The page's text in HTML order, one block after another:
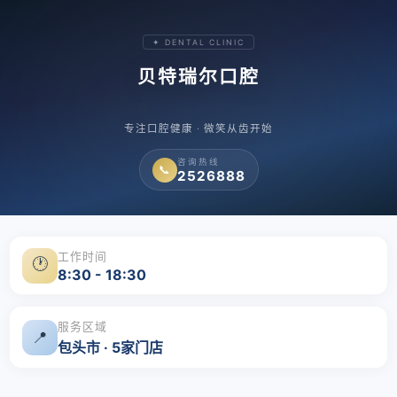
✦ DENTAL CLINIC
贝特瑞尔口腔
专注口腔健康 · 微笑从齿开始
📞
咨询热线
2526888
🕐 工作时间
8:30 - 18:30
📍
服务区域
包头市 · 5家门店